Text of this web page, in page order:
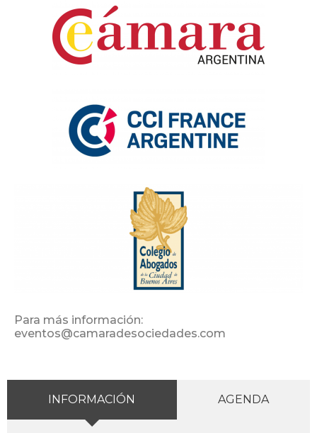
Para más información:
eventos@camaradesociedades.com
INFORMACIÓN AGENDA